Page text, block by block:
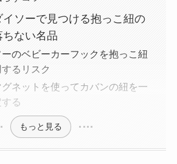
イソーで見つける抱っこ紐の
ちない名品
ーのベビーカーフックを抱っこ紐
るリスク
ネットを使ってカバンの紐を一
る
もっと見る